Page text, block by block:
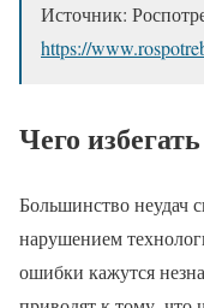
Источник:
https://
Чего избегать
Большинство неудач
нарушением
ошибки кажутся